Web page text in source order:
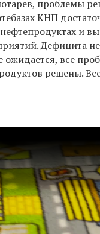
проблемы
КНП
и
Дефицита
ожидается, все
решены.